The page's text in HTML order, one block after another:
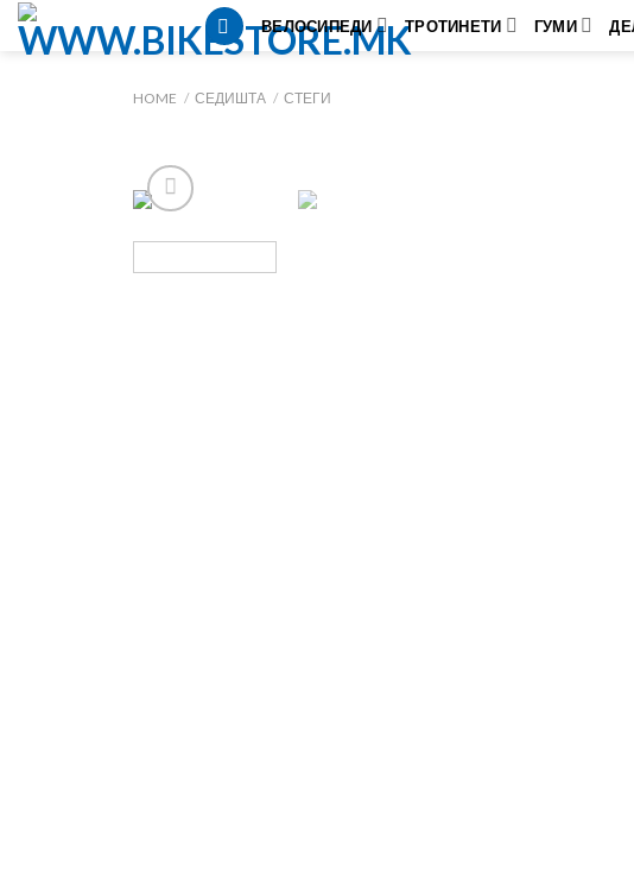
Skip
ВЕЛОСИПЕДИ ТРОТИНЕТИ ГУМИ
HOME / СЕДИШТА / СТЕГИ